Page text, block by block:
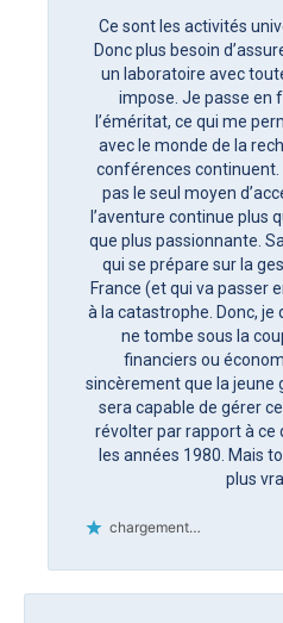
Ce sont les activités
Donc plus besoin
un laboratoire avec
impose. Je passe en
l’éméritat, ce qui me
avec le monde de la
conférences continuent.
pas le seul moyen
l’aventure continue plus
que plus passionnante.
qui se prépare sur la
France (et qui va passer
à la catastrophe. Donc, je
ne tombe sous la
financiers ou
sincèrement que la jeune
sera capable de gérer
révolter par rapport à ce
les années 1980. Mais
plus
chargement…